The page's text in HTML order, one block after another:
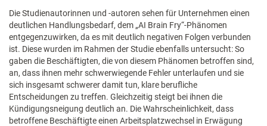
Die Studienautorinnen und -autoren sehen für Unternehmen einen
deutlichen Handlungsbedarf, dem „AI Brain Fry“-Phänomen
entgegenzuwirken, da es mit deutlich negativen Folgen verbunden
ist. Diese wurden im Rahmen der Studie ebenfalls untersucht: So
gaben die Beschäftigten, die von diesem Phänomen betroffen sind,
an, dass ihnen mehr schwerwiegende Fehler unterlaufen und sie
sich insgesamt schwerer damit tun, klare berufliche
Entscheidungen zu treffen. Gleichzeitig steigt bei ihnen die
Kündigungsneigung deutlich an. Die Wahrscheinlichkeit, dass
betroffene Beschäftigte einen Arbeitsplatzwechsel in Erwägung